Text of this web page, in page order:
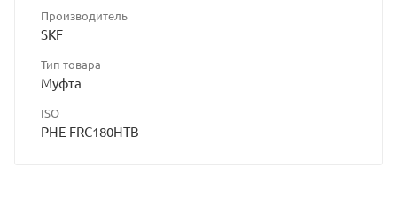
Производитель
SKF
Тип товара
Муфта
ISO
PHE FRC180HTB